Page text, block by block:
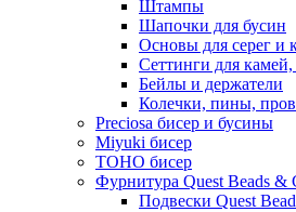
Штампы
Шапочки для бусин
Основы для серег и
Сеттинги для
Бейлы и держатели
Колечки, пины,
Preciosa бисер и бусины
Miyuki бисер
TOHO бисер
Фурнитура Quest Beads
Подвески Quest